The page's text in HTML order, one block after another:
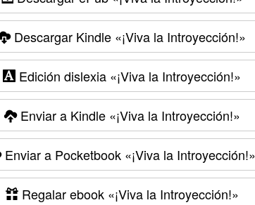
Descargar Kindle «¡Viva la Introyección!»
Edición dislexia «¡Viva la Introyección!»
Enviar a Kindle«¡Viva la Introyección!»
Enviar a Pocketbook«¡Viva la Introyección!»
Regalar ebook«¡Viva la Introyección!»